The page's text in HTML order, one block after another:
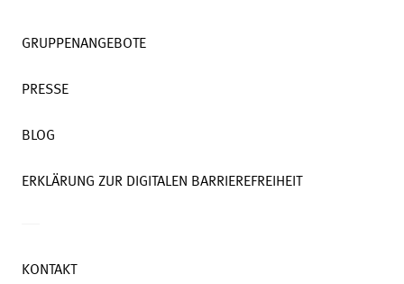
GRUPPENANGEBOTE
PRESSE
BLOG
ERKLÄRUNG ZUR DIGITALEN BARRIEREFREIHEIT
KONTAKT